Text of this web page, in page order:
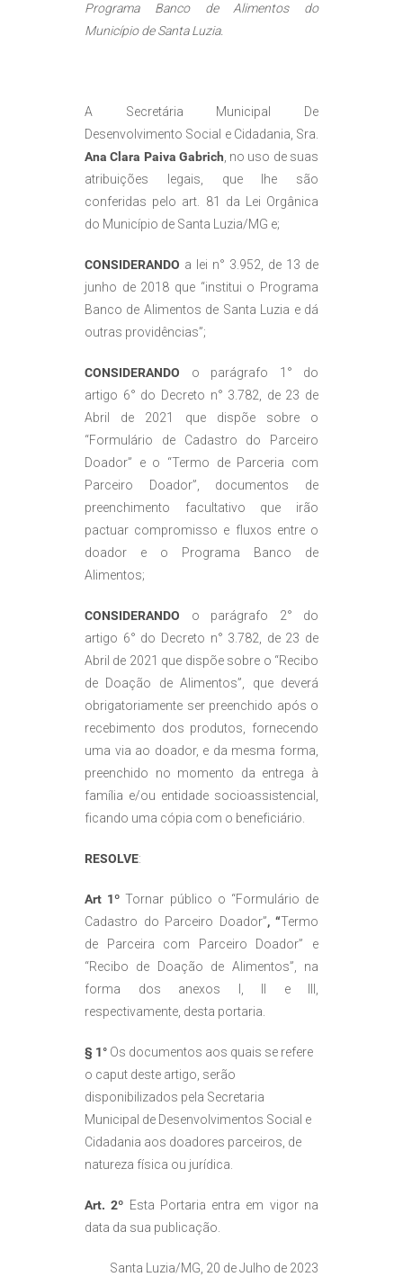
Programa Banco de Alimentos do
Município de Santa Luzia.
A Secretária Municipal De
Desenvolvimento Social e Cidadania, Sra.
Ana Clara Paiva Gabrich , no uso de suas
atribuições legais, que lhe são
conferidas pelo art. 81 da Lei Orgânica
do Município de Santa Luzia/MG e;
CONSIDERANDO a lei n° 3.952, de 13 de
junho de 2018 que “institui o Programa
Banco de Alimentos de Santa Luzia e dá
outras providências”;
CONSIDERANDO o parágrafo 1° do
artigo 6° do Decreto n° 3.782, de 23 de
Abril de 2021 que dispõe sobre o
“Formulário de Cadastro do Parceiro
Doador” e o “Termo de Parceria com
Parceiro Doador”, documentos de
preenchimento facultativo que irão
pactuar compromisso e fluxos entre o
doador e o Programa Banco de
Alimentos;
CONSIDERANDO o parágrafo 2° do
artigo 6° do Decreto n° 3.782, de 23 de
Abril de 2021 que dispõe sobre o “Recibo
de Doação de Alimentos”, que deverá
obrigatoriamente ser preenchido após o
recebimento dos produtos, fornecendo
uma via ao doador, e da mesma forma,
preenchido no momento da entrega à
família e/ou entidade socioassistencial,
ficando uma cópia com o beneficiário.
RESOLVE:
Art 1ºTornar público o “Formulário de
Cadastro do Parceiro Doador”, “Termo
de Parceira com Parceiro Doador” e
“Recibo de Doação de Alimentos”, na
forma dos anexos I, II e III,
respectivamente, desta portaria.
§ 1° Os documentos aos quais se refere
o caput deste artigo, serão
disponibilizados pela Secretaria
Municipal de Desenvolvimentos Social e
Cidadania aos doadores parceiros, de
natureza física ou jurídica.
Art. 2º Esta Portaria entra em vigor na
data da sua publicação.
Santa Luzia/MG, 20 de Julho de 2023